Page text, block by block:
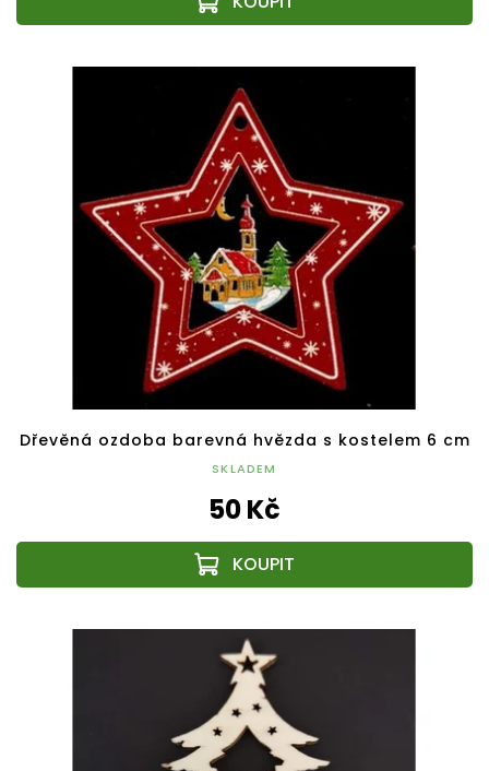
Dřevěná ozdoba barevná hvězda s kostelem 6 cm
SKLADEM
50 Kč